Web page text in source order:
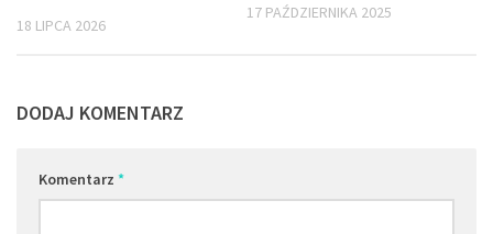
18 LIPCA 2026
17 PAŹDZIERNIKA 2025
DODAJ KOMENTARZ
Komentarz *